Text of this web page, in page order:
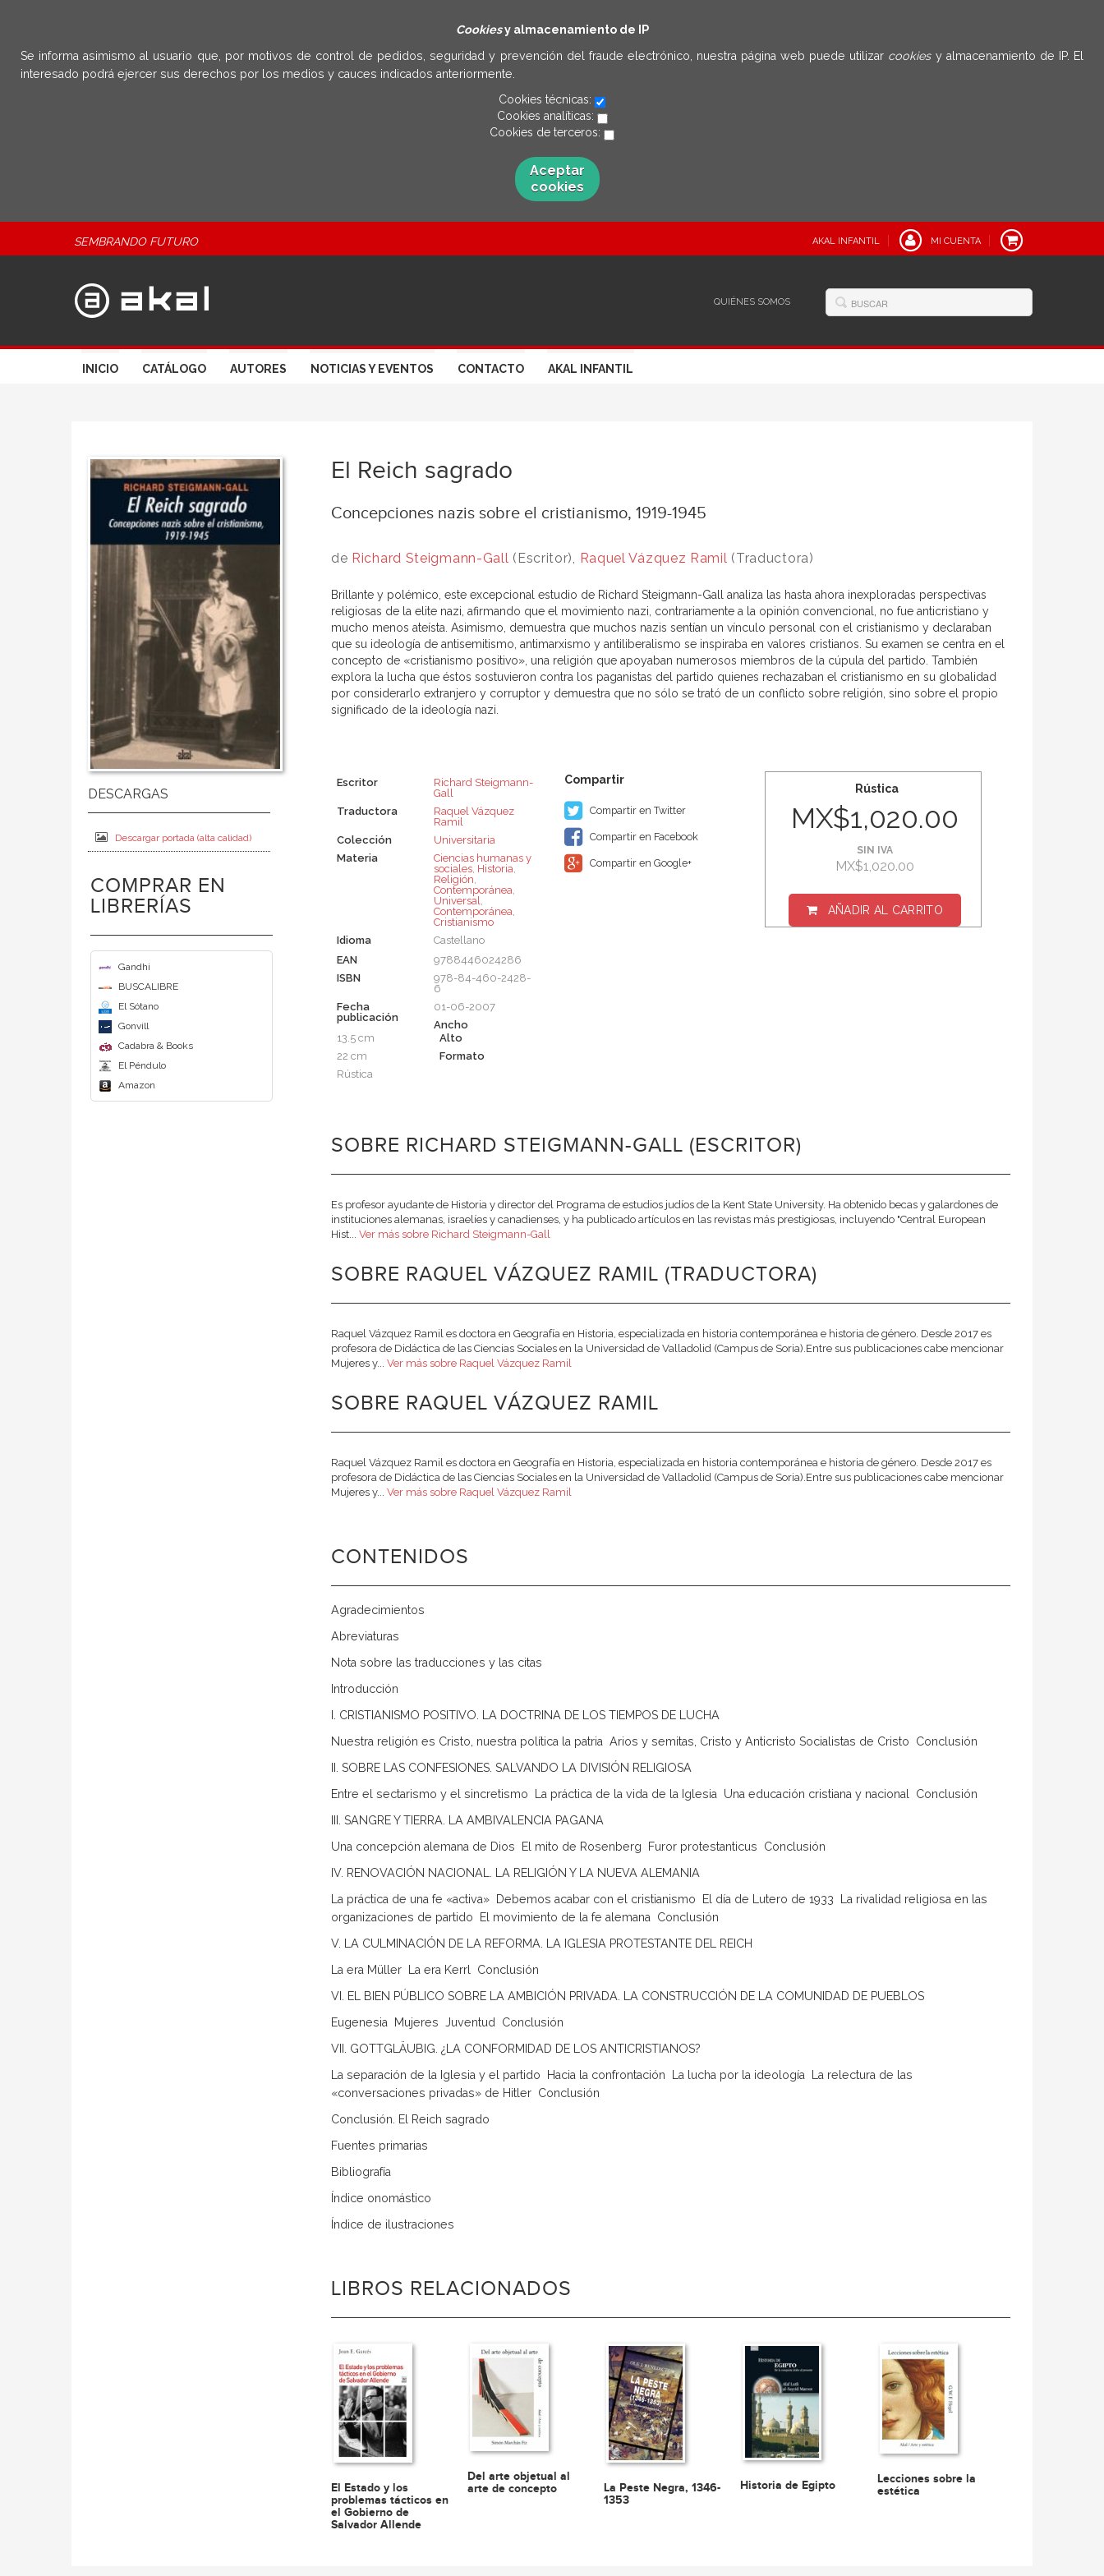
Cookiesy almacenamiento de IP
Se informa asimismo al usuario que, por motivos de control de pedidos, seguridad y prevención del fraude electrónico, nuestra página web puede utilizar cookies y almacenamiento de IP. El
interesado podrá ejercer sus derechos por los medios y cauces indicados anteriormente.
Cookies técnicas:
Cookies analíticas:
Cookies de terceros:
Aceptar
cookies
SEMBRANDO FUTURO AKAL INFANTIL MI CUENTA
QUIÉNES SOMOS
INICIO CATÁLOGO AUTORES NOTICIAS Y EVENTOS CONTACTO AKAL INFANTIL
Descargar portada (alta calidad)
COMPRAR EN
LIBRERÍAS
Gandhi
BUSCALIBRE
El Sótano
Gonvill
Cadabra & Books
El Péndulo
Amazon
El Reich sagrado
Concepciones nazis sobre el cristianismo, 1919-1945
de Richard Steigmann-Gall (Escritor), Raquel Vázquez Ramil (Traductora)
Brillante y polémico, este excepcional estudio de Richard Steigmann-Gall analiza las hasta ahora inexploradas perspectivas
religiosas de la elite nazi, afirmando que el movimiento nazi, contrariamente a la opinión convencional, no fue anticristiano y
mucho menos ateísta. Asimismo, demuestra que muchos nazis sentían un vínculo personal con el cristianismo y declaraban
que su ideología de antisemitismo, antimarxismo y antiliberalismo se inspiraba en valores cristianos. Su examen se centra en el
concepto de «cristianismo positivo», una religión que apoyaban numerosos miembros de la cúpula del partido. También
explora la lucha que éstos sostuvieron contra los paganistas del partido quienes rechazaban el cristianismo en su globalidad
por considerarlo extranjero y corruptor y demuestra que no sólo se trató de un conflicto sobre religión, sino sobre el propio
significado de la ideología nazi.
Escritor
Richard Steigmann-
Gall
Traductora
Raquel Vázquez
Ramil
Colección
Universitaria
Materia
Ciencias humanas y
sociales, Historia,
Religión,
Contemporánea,
Universal,
Contemporánea,
Cristianismo
Idioma
Castellano
EAN
9788446024286
ISBN
978-84-460-2428-
6
Fecha
publicación
01-06-2007
Ancho
13.5 cm
Alto
22 cm
Formato
Rústica
Compartir en Twitter
Compartir en Facebook
Compartir en Google+
Rústica
MX$1,020.00
SIN IVA
MX$1,020.00
AÑADIR AL CARRITO
SOBRE RICHARD STEIGMANN-GALL (ESCRITOR)
Es profesor ayudante de Historia y director del Programa de estudios judíos de la Kent State University. Ha obtenido becas y galardones de
instituciones alemanas, israelíes y canadienses, y ha publicado artículos en las revistas más prestigiosas, incluyendo "Central European
Hist... Ver más sobre Richard Steigmann-Gall
SOBRE RAQUEL VÁZQUEZ RAMIL (TRADUCTORA)
Raquel Vázquez Ramil es doctora en Geografía en Historia, especializada en historia contemporánea e historia de género. Desde 2017 es
profesora de Didáctica de las Ciencias Sociales en la Universidad de Valladolid (Campus de Soria).Entre sus publicaciones cabe mencionar
Mujeres y... Ver más sobre Raquel Vázquez Ramil
SOBRE RAQUEL VÁZQUEZ RAMIL
Raquel Vázquez Ramil es doctora en Geografía en Historia, especializada en historia contemporánea e historia de género. Desde 2017 es
profesora de Didáctica de las Ciencias Sociales en la Universidad de Valladolid (Campus de Soria).Entre sus publicaciones cabe mencionar
Mujeres y... Ver más sobre Raquel Vázquez Ramil
CONTENIDOS
Agradecimientos
Abreviaturas
Nota sobre las traducciones y las citas
Introducción
I. CRISTIANISMO POSITIVO. LA DOCTRINA DE LOS TIEMPOS DE LUCHA
Nuestra religión es Cristo, nuestra política la patria  Arios y semitas, Cristo y Anticristo Socialistas de Cristo  Conclusión
II. SOBRE LAS CONFESIONES. SALVANDO LA DIVISIÓN RELIGIOSA
Entre el sectarismo y el sincretismo  La práctica de la vida de la Iglesia  Una educación cristiana y nacional  Conclusión
III. SANGRE Y TIERRA. LA AMBIVALENCIA PAGANA
Una concepción alemana de Dios  El mito de Rosenberg  Furor protestanticus  Conclusión
IV. RENOVACIÓN NACIONAL. LA RELIGIÓN Y LA NUEVA ALEMANIA
La práctica de una fe «activa»  Debemos acabar con el cristianismo  El día de Lutero de 1933  La rivalidad religiosa en las
organizaciones de partido  El movimiento de la fe alemana  Conclusión
V. LA CULMINACIÓN DE LA REFORMA. LA IGLESIA PROTESTANTE DEL REICH
La era Müller  La era Kerrl  Conclusión
VI. EL BIEN PÚBLICO SOBRE LA AMBICIÓN PRIVADA. LA CONSTRUCCIÓN DE LA COMUNIDAD DE PUEBLOS
Eugenesia  Mujeres  Juventud  Conclusión
VII. GOTTGLÄUBIG. ¿LA CONFORMIDAD DE LOS ANTICRISTIANOS?
La separación de la Iglesia y el partido  Hacia la confrontación  La lucha por la ideología  La relectura de las
«conversaciones privadas» de Hitler  Conclusión
Conclusión. El Reich sagrado
Fuentes primarias
Bibliografía
Índice onomástico
Índice de ilustraciones
LIBROS RELACIONADOS
El Estado y los
problemas tácticos en
el Gobierno de
Salvador Allende
Del arte objetual al
arte de concepto
La Peste Negra, 1346-
1353
Historia de Egipto
Lecciones sobre la
estética